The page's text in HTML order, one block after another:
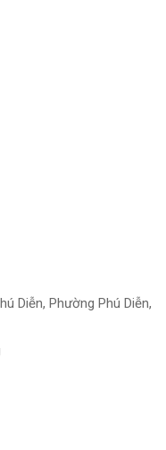
Diễn, Phường Phú Diễn,